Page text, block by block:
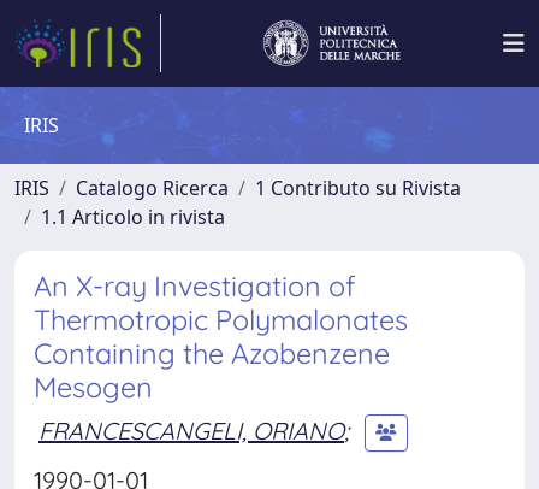
IRIS
IRIS Catalogo Ricerca
1 Contributo su Rivista
1.1 Articolo in rivista
An X-ray Investigation of
Thermotropic Polymalonates
Containing the Azobenzene
Mesogen
FRANCESCANGELI, ORIANO;
1990-01-01